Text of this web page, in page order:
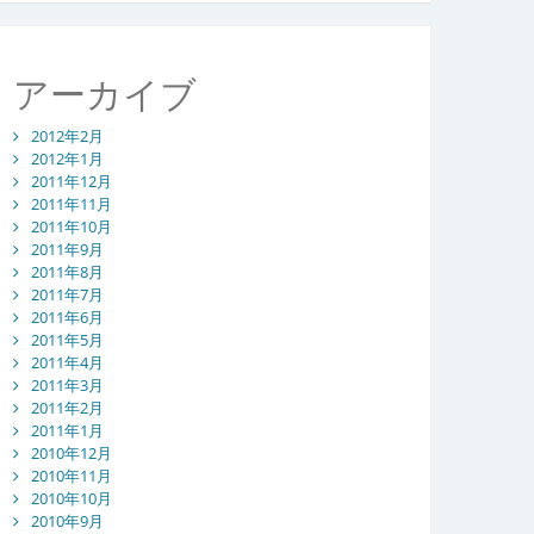
アーカイブ
2012年2月
2012年1月
2011年12月
2011年11月
2011年10月
2011年9月
2011年8月
2011年7月
2011年6月
2011年5月
2011年4月
2011年3月
2011年2月
2011年1月
2010年12月
2010年11月
2010年10月
2010年9月